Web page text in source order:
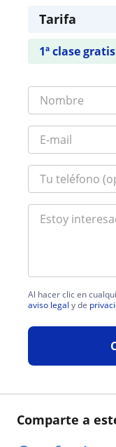
Comparte a
Tarifa
1ª clase gratis
Al hacer clic en
aviso legal y de